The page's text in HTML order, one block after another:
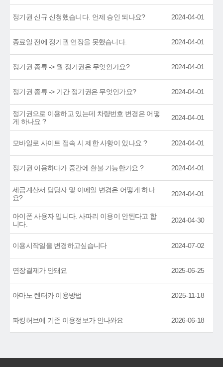
정기권 신규 신청했습니다. 언제 승인 되나요? 2024-04-01
종료일 전에 정기권 연장을 못했습니다. 2024-04-01
정기권 종류 -> 월 정기권은 무엇인가요? 2024-04-01
정기권 종류 -> 기간 정기권은 무엇인가요? 2024-04-01
정기권으로 이용하고 있는데 차량번호 변경은 어떻
게 하나요 ?
2024-04-01
모바일로 사이트 접속 시 제한 사항이 있나요 ? 2024-04-01
정기권 이용하다가 중간에 환불 가능한가요 ? 2024-04-01
세금계산서 담당자 및 이메일 변경은 어떻게 하나
요?
2024-04-01
아이폰 사용자 입니다. 사파리 이용이 안된다고 합
니다.
2024-04-30
이용시작일을 변경하고싶습니다 2024-07-02
연장결제가 안돼요 2025-06-25
아마노 렌터카 이용방법 2025-11-18
파킹허브에 기존 이용정보가 안나와요 2026-06-18